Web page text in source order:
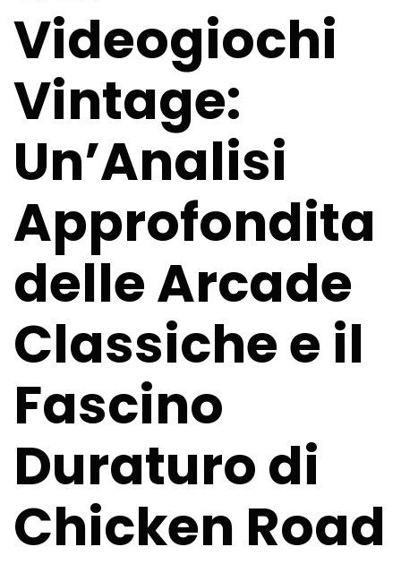
Videogiochi
Vintage:
Un’Analisi
Approfondita
delle Arcade
Classiche e il
Fascino
Duraturo di
Chicken Road